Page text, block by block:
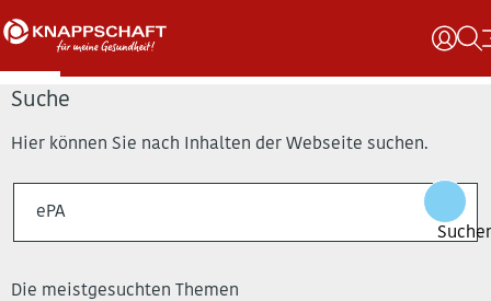
Suche
Hier können Sie nach Inhalten der Webseite suchen.
Die meistgesuchten Themen